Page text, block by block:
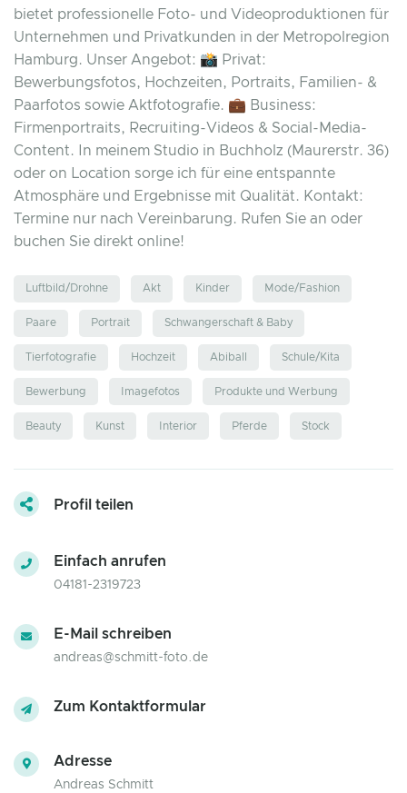
bietet professionelle Foto- und Videoproduktionen für
Unternehmen und Privatkunden in der Metropolregion
Hamburg. Unser Angebot: 📸 Privat:
Bewerbungsfotos, Hochzeiten, Portraits, Familien- &
Paarfotos sowie Aktfotografie. 💼 Business:
Firmenportraits, Recruiting-Videos & Social-Media-
Content. In meinem Studio in Buchholz (Maurerstr. 36)
oder on Location sorge ich für eine entspannte
Atmosphäre und Ergebnisse mit Qualität. Kontakt:
Termine nur nach Vereinbarung. Rufen Sie an oder
buchen Sie direkt online!
Luftbild/Drohne Akt Kinder Mode/Fashion
Paare Portrait Schwangerschaft & Baby
Tierfotografie Hochzeit Abiball Schule/Kita
Bewerbung Imagefotos Produkte und Werbung
Beauty Kunst Interior Pferde Stock
Profil teilen
Einfach anrufen
04181-2319723
E-Mail schreiben
andreas@schmitt-foto.de
Zum Kontaktformular
Adresse
Andreas Schmitt